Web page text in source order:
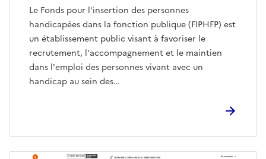
Le Fonds pour l'insertion des personnes
handicapées dans la fonction publique (FIPHFP) est
un établissement public visant à favoriser le
recrutement, l'accompagnement et le maintien
dans l'emploi des personnes vivant avec un
handicap au sein des…